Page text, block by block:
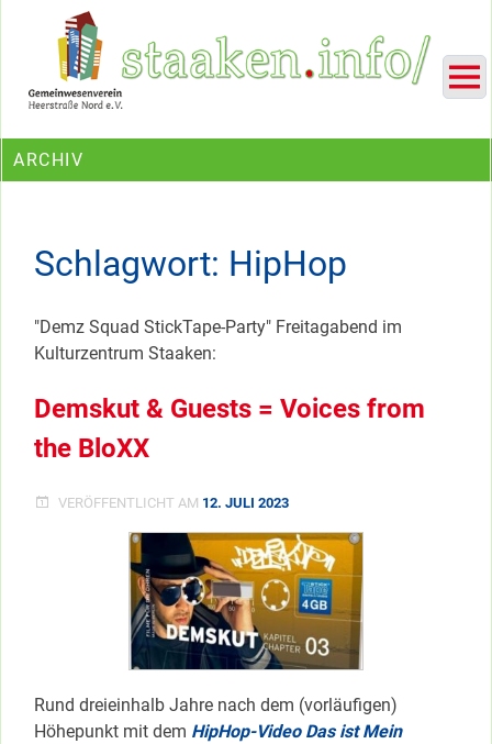
Ein Projekt des Gemeinwesenvereins Heerstraße Nord
ARCHIV
Schlagwort: HipHop
"Demz Squad StickTape-Party" Freitagabend im
Kulturzentrum Staaken:
Demskut & Guests = Voices from
the BloXX
VERÖFFENTLICHT AM 12. JULI 2023
Rund dreieinhalb Jahre nach dem (vorläufigen)
Höhepunkt mit dem HipHop-Video Das ist Mein